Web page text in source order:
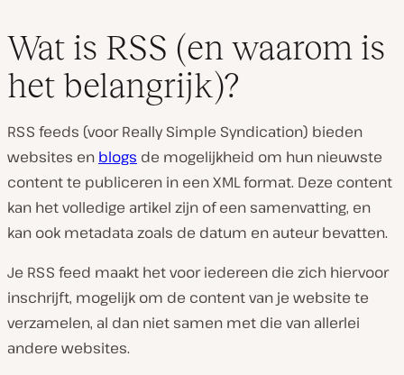
Wat is RSS (en waarom is
het belangrijk)?
RSS feeds (voor Really Simple Syndication) bieden
websites en blogs de mogelijkheid om hun nieuwste
content te publiceren in een XML format. Deze content
kan het volledige artikel zijn of een samenvatting, en
kan ook metadata zoals de datum en auteur bevatten.
Je RSS feed maakt het voor iedereen die zich hiervoor
inschrijft, mogelijk om de content van je website te
verzamelen, al dan niet samen met die van allerlei
andere websites.